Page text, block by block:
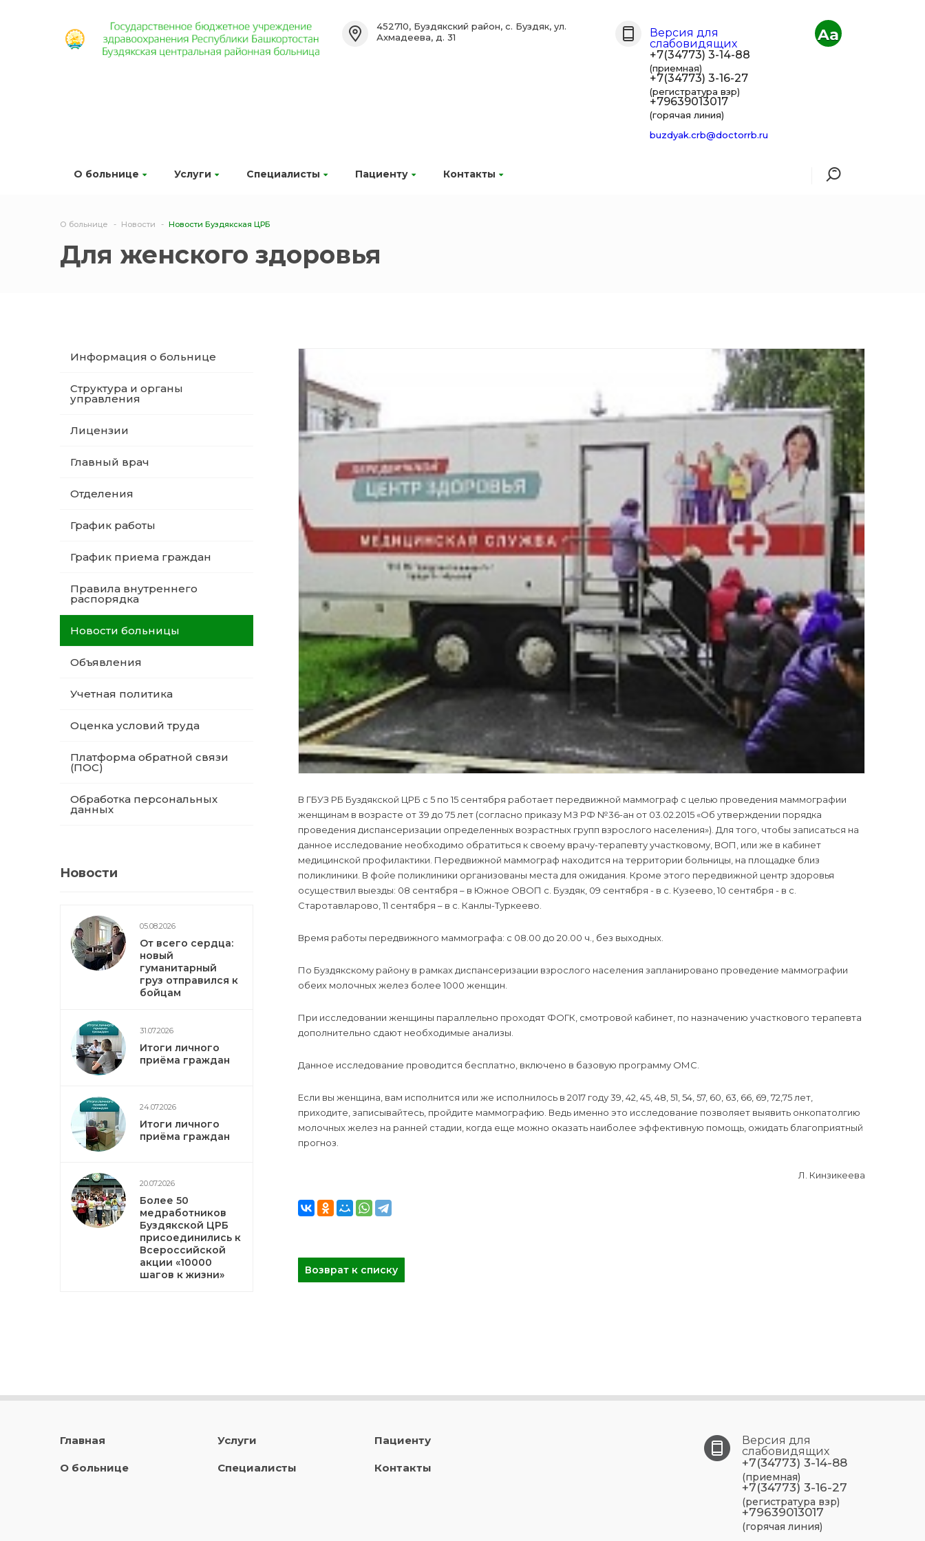
О больнице Услуги Специалисты Пациенту Контакты
452710, Буздякский район, с. Буздяк, ул.
Ахмадеева, д. 31
Версия для
слабовидящих
+7(34773) 3-14-88
(приемная)
+7(34773) 3-16-27
(регистратура взр)
+79639013017
(горячая линия)
buzdyak.crb@doctorrb.ru
Aa
О больнице Новости Новости Буздякская ЦРБ
Для женского здоровья
Информация о больнице
Структура и органы
управления
Лицензии
Главный врач
Отделения
График работы
График приема граждан
Правила внутреннего
распорядка
Новости больницы
Объявления
Учетная политика
Оценка условий труда
Платформа обратной связи
(ПОС)
Обработка персональных
данных
Новости
05.08.2026
От всего сердца:
новый
гуманитарный
груз отправился к
бойцам
31.07.2026
Итоги личного
приёма граждан
24.07.2026
Итоги личного
приёма граждан
20.07.2026
Более 50
медработников
Буздякской ЦРБ
присоединились к
Всероссийской
акции «10000
шагов к жизни»
В ГБУЗ РБ Буздякской ЦРБ с 5 по 15 сентября работает передвижной маммограф с целью проведения маммографии
женщинам в возрасте от 39 до 75 лет (согласно приказу МЗ РФ №36-ан от 03.02.2015 «Об утверждении порядка
проведения диспансеризации определенных возрастных групп взрослого населения»). Для того, чтобы записаться на
данное исследование необходимо обратиться к своему врачу-терапевту участковому, ВОП, или же в кабинет
медицинской профилактики. Передвижной маммограф находится на территории больницы, на площадке близ
поликлиники. В фойе поликлиники организованы места для ожидания. Кроме этого передвижной центр здоровья
осуществил выезды: 08 сентября – в Южное ОВОП с. Буздяк, 09 сентября - в с. Кузеево, 10 сентября - в с.
Старотавларово, 11 сентября – в с. Канлы-Туркеево.
Время работы передвижного маммографа: с 08.00 до 20.00 ч., без выходных.
По Буздякскому району в рамках диспансеризации взрослого населения запланировано проведение маммографии
обеих молочных желез более 1000 женщин.
При исследовании женщины параллельно проходят ФОГК, смотровой кабинет, по назначению участкового терапевта
дополнительно сдают необходимые анализы.
Данное исследование проводится бесплатно, включено в базовую программу ОМС.
Если вы женщина, вам исполнится или же исполнилось в 2017 году 39, 42, 45, 48, 51, 54, 57, 60, 63, 66, 69, 72,75 лет,
приходите, записывайтесь, пройдите маммографию. Ведь именно это исследование позволяет выявить онкопатолгию
молочных желез на ранней стадии, когда еще можно оказать наиболее эффективную помощь, ожидать благоприятный
прогноз.
Л. Кинзикеева
Возврат к списку
Главная
О больнице
Услуги
Специалисты
Пациенту
Контакты
Версия для
слабовидящих
+7(34773) 3-14-88
(приемная)
+7(34773) 3-16-27
(регистратура взр)
+79639013017
(горячая линия)